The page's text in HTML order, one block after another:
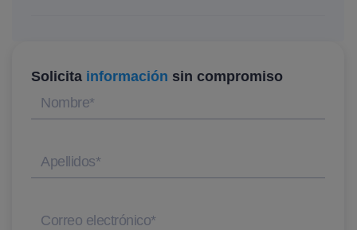
Solicita información sin compromiso
Nombre*
Apellidos*
Correo electrónico*